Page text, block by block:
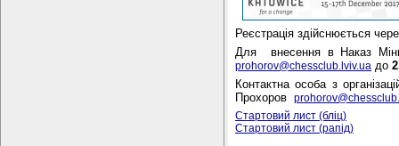
Реєстрація здійснюється
Для внесення в Наказ
prohorov@chessclub.lviv.ua до
Контактна особа з
Прохоров
Стартовий лист (бліц)
Стартовий лист (рапід)